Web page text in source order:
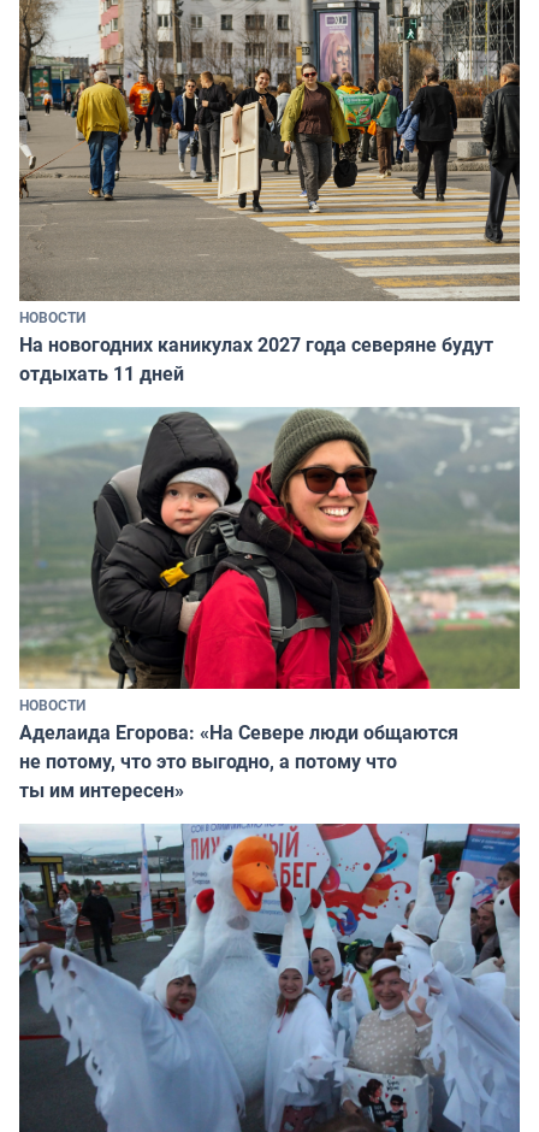
НОВОСТИ
На новогодних каникулах 2027 года северяне будут
отдыхать 11 дней
НОВОСТИ
Аделаида Егорова: «На Севере люди общаются
не потому, что это выгодно, а потому что
ты им интересен»